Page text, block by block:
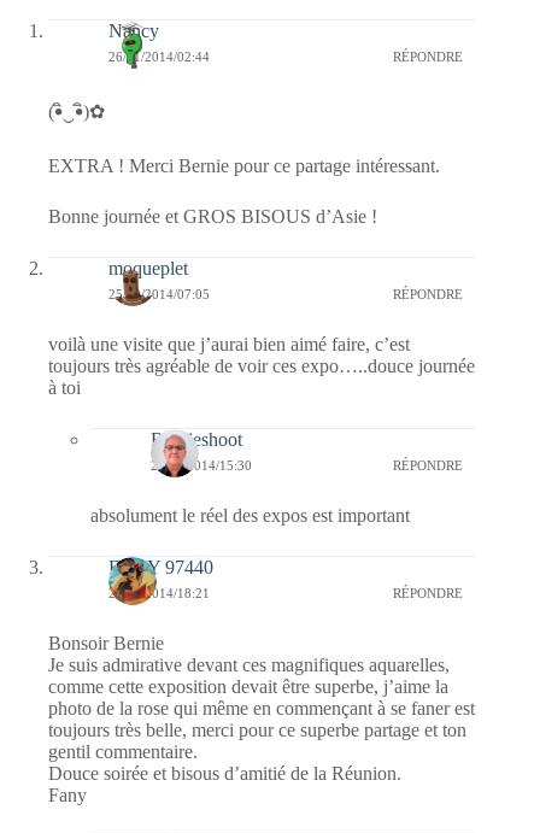
Nancy
26/11/2014/02:44 RÉPONDRE
(•ิ‿•ิ)✿
EXTRA ! Merci Bernie pour ce partage intéressant.
Bonne journée et GROS BISOUS d’Asie !
moqueplet
25/10/2014/07:05 RÉPONDRE
voilà une visite que j’aurai bien aimé faire, c’est
toujours très agréable de voir ces expo…..douce journée
à toi
Bernieshoot
25/10/2014/15:30 RÉPONDRE
absolument le réel des expos est important
FANY 97440
23/10/2014/18:21 RÉPONDRE
Bonsoir Bernie
Je suis admirative devant ces magnifiques aquarelles,
comme cette exposition devait être superbe, j’aime la
photo de la rose qui même en commençant à se faner est
toujours très belle, merci pour ce superbe partage et ton
gentil commentaire.
Douce soirée et bisous d’amitié de la Réunion.
Fany